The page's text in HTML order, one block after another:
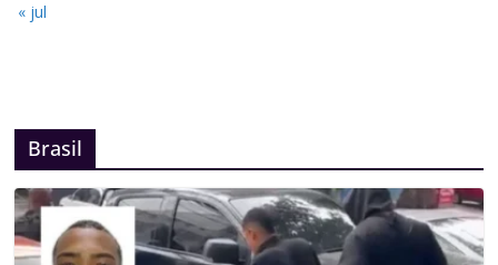
« jul
Brasil